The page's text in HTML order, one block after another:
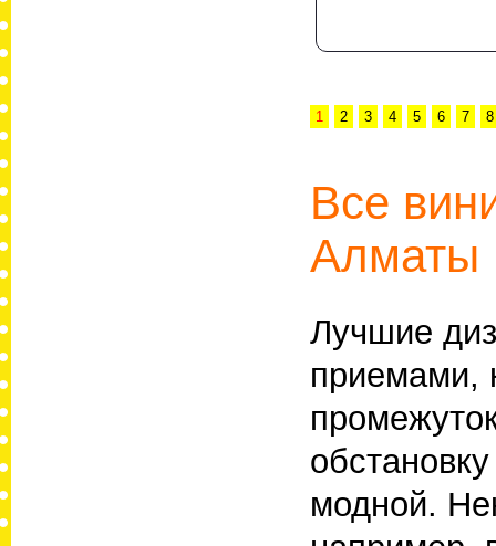
1 2 3 4 5 6 7 8
Все
Алматы
Лучшие
приемами,
модной.